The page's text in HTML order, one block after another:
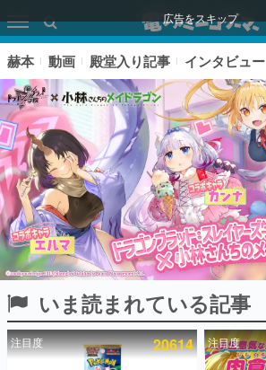
広告をスキップ
ピックアップ
電ファミのいま読まれている記事ランキング
赫本 動画 殿堂入り記事 インタビュー
いま読まれている記事
注目度 20614 注目度